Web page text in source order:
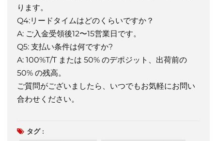
ります。
Q4:リードタイムはどのくらいですか？
A: ご入金受領後12〜15営業日です。
Q5: 支払い条件は何ですか?
A: 100%T/T または 50% のデポジット、出荷前の
50% の残高。
ご質問がございましたら、いつでもお気軽にお問い
合わせください。
タグ :